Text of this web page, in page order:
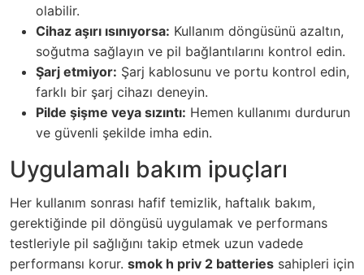
olabilir.
Cihaz aşırı ısınıyorsa: Kullanım döngüsünü azaltın,
soğutma sağlayın ve pil bağlantılarını kontrol edin.
Şarj etmiyor: Şarj kablosunu ve portu kontrol edin,
farklı bir şarj cihazı deneyin.
Pilde şişme veya sızıntı: Hemen kullanımı durdurun
ve güvenli şekilde imha edin.
Uygulamalı bakım ipuçları
Her kullanım sonrası hafif temizlik, haftalık bakım,
gerektiğinde pil döngüsü uygulamak ve performans
testleriyle pil sağlığını takip etmek uzun vadede
performansı korur. smok h priv 2 batteries sahipleri için